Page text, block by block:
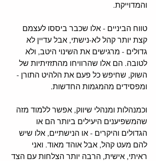
והמדוייקת.
טווח הביניים - אלו שכבר ביססו לעצמם
קצת יותר קהל לא-נישתי, אבל עדיין לא
גדולים - מרגישים את השינוי היטב, ולא
לטובה. הם אלו שהרוויחו מהתזזיתיות של
השוק, שחיפש כל פעם את הלהיט התורן -
ומפסידים מהמגמות החדשות.
וכמנהלות ומנהלי שיווק, אפשר ללמוד מזה
שהמשפיענים היעילים ביותר הם או
הגדולים והיקרים - או הנישתיים, אלו שיש
להם מעט קהל, אבל אוהד מאוד. ואני
ראיתי, אישית, הרבה יותר הצלחות עם הצד